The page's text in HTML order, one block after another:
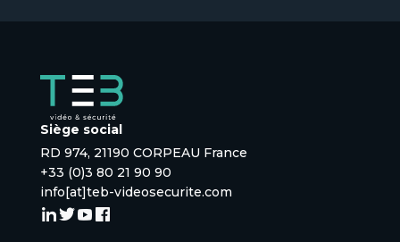
Siège social
RD 974, 21190 CORPEAU France
+33 (0)3 80 21 90 90
info[at]teb-videosecurite.com